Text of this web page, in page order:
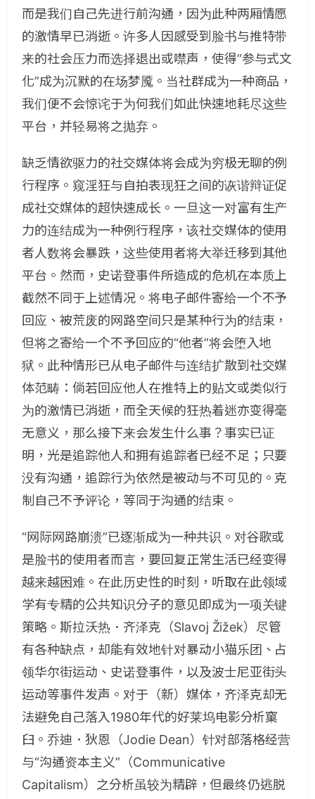
而是我们自己先进行前沟通，因为此种两厢情愿
的激情早已消逝。许多人因感受到脸书与推特带
来的社会压力而选择退出或噤声，使得“参与式文
化”成为沉默的在场梦魇。当社群成为一种商品，
我们便不会惊诧于为何我们如此快速地耗尽这些
平台，并轻易将之抛弃。
缺乏情欲驱力的社交媒体将会成为穷极无聊的例
行程序。窥淫狂与自拍表现狂之间的诙谐辩证促
成社交媒体的超快速成长。一旦这一对富有生产
力的连结成为一种例行程序，该社交媒体的使用
者人数将会暴跌，这些使用者将大举迁移到其他
平台。然而，史诺登事件所造成的危机在本质上
截然不同于上述情况。将电子邮件寄给一个不予
回应、被荒废的网路空间只是某种行为的结束，
但将之寄给一个不予回应的“他者”将会堕入地
狱。此种情形已从电子邮件与连结扩散到社交媒
体范畴：倘若回应他人在推特上的贴文或类似行
为的激情已消逝，而全天候的狂热着迷亦变得毫
无意义，那么接下来会发生什么事？事实已证
明，光是追踪他人和拥有追踪者已经不足；只要
没有沟通，追踪行为依然是被动与不可见的。克
制自己不予评论，等同于沟通的结束。
“网际网路崩溃”已逐渐成为一种共识。对谷歌或
是脸书的使用者而言，要回复正常生活已经变得
越来越困难。在此历史性的时刻，听取在此领域
学有专精的公共知识分子的意见即成为一项关键
策略。斯拉沃热．齐泽克（Slavoj Žižek）尽管
有各种缺点，却能有效地针对暴动小猫乐团、占
领华尔街运动、史诺登事件，以及波士尼亚街头
运动等事件发声。对于（新）媒体，齐泽克却无
法避免自己落入1980年代的好莱坞电影分析窠
臼。乔迪．狄恩（Jodie Dean）针对部落格经营
与“沟通资本主义”（Communicative
Capitalism）之分析虽较为精辟，但最终仍逃脱